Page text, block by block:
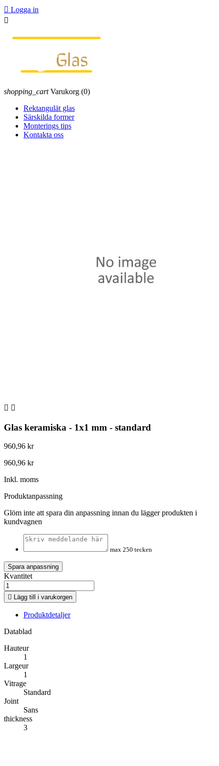
 Logga in

shopping_cart Varukorg (0)
Rektangulät glas
Särskilda former
Monterings tips
Kontakta oss
 
Glas keramiska - 1x1 mm - standard
960,96 kr
960,96 kr
Inkl. moms
Produktanpassning
Glöm inte att spara din anpassning innan du lägger produkten i
kundvagnen
max 250 tecken
Spara anpassning
Kvantitet
 Lägg till i varukorgen
Produktdetaljer
Datablad
Hauteur
1
Largeur
1
Vitrage
Standard
Joint
Sans
thickness
3